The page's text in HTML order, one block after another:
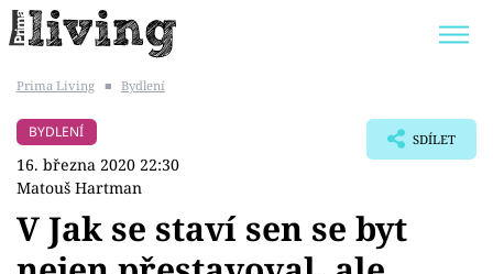
BYDLENÍ SLAVNÝCH
Prima Living ■ Bydlení
BYDLENÍ
16. března 2020 22:30
Matouš Hartman
SDÍLET
V Jak se staví sen se byt